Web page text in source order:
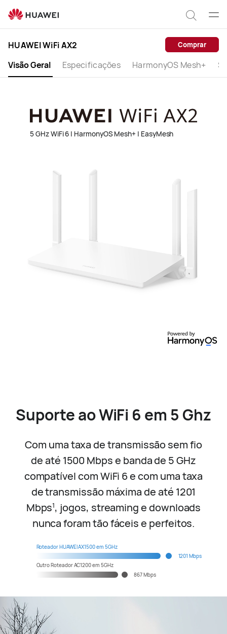
HUAWEI
WiFi
AX2
Abrir
HUAWEI WiFi AX2
Visão Geral
Especificações HarmonyOS Mesh+
Comprar
5 GHz WiFi 6 | HarmonyOS Mesh+ | EasyMesh
Suporte ao WiFi 6 em 5 Ghz
Com uma taxa de transmissão sem fio
de até 1500 Mbps e banda de 5 GHz
compatível com WiFi 6 e com uma taxa
de transmissão máxima de até 1201
Mbps1, jogos, streaming e downloads
nunca foram tão fáceis e perfeitos.
Roteador HUAWEI AX1500 em 5GHz
1201 Mbps
Outro Roteador AC1200 em 5GHz
867 Mbps